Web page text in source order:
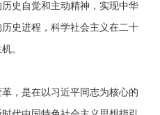
史自觉和主动精神，实现中华
史进程，科学社会主义在二十
。
，是在以习近平同志为核心的